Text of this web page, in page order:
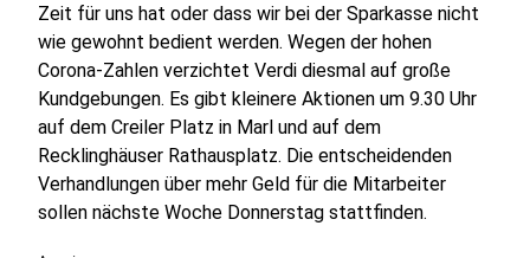
Zeit für uns hat oder dass wir bei der Sparkasse nicht
wie gewohnt bedient werden. Wegen der hohen
Corona-Zahlen verzichtet Verdi diesmal auf große
Kundgebungen. Es gibt kleinere Aktionen um 9.30 Uhr
auf dem Creiler Platz in Marl und auf dem
Recklinghäuser Rathausplatz. Die entscheidenden
Verhandlungen über mehr Geld für die Mitarbeiter
sollen nächste Woche Donnerstag stattfinden.